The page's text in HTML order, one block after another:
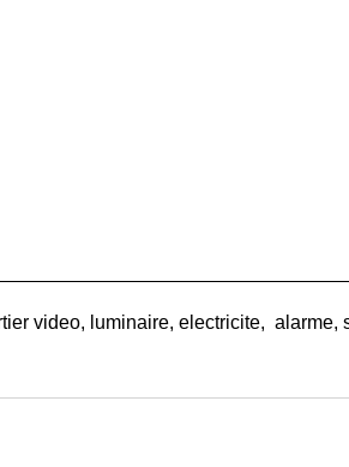
video, luminaire, electricite, alarme,